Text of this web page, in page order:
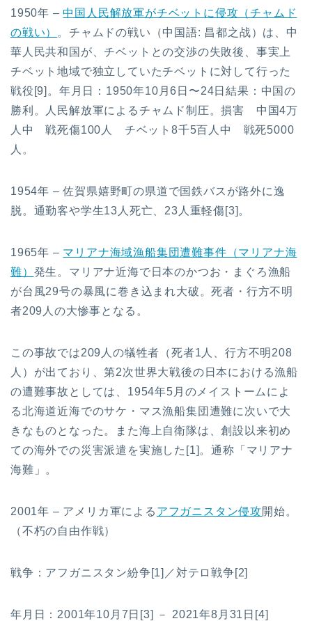
1950年 –中国人民解放軍がチベットに侵攻（チャムド
の戦い）
。チャムドの戦い（中国語: 昌都之战）は、中
華人民共和国が、チベットとの交渉の失敗後、事実上
チベット地域で独立していたチベットに対して行った
戦役[9]。年月日：1950年10月6日〜24日結果：中国の
勝利。人民解放軍によるチャムド制圧。損害 中国4万
人中 戦死傷100人 チベット8千5百人中 戦死5000
人。
1954年 – 佐賀県嬉野町の県道で国鉄バスが路外に逸
脱。通勤客や学生13人死亡、23人重軽傷[3]。
1965年 – マリアナ海域漁船集団遭難事件（マリアナ海
難） 発生。マリアナ近海で日本のかつお・まぐろ漁船
が台風29号の暴風に巻き込まれ大破。死者・行方不明
者209人の大惨事となる。
この事故では209人の犠牲者（死者1人、行方不明208
人）が出ており、第2次世界大戦後の日本における漁船
の遭難事故としては、1954年5月のメイストームによ
る北海道近海でのサケ・マス漁船集団遭難に次いで大
きなものとなった。また海上自衛隊は、創設以来初め
ての海外での災害派遣を実施した[1]。通称「マリアナ
海難」。
2001年 – アメリカ軍による アフガニスタン侵攻開始。
（不朽の自由作戦）
戦争：アフガニスタン紛争[1]／対テロ戦争[2]
年月日：2001年10月7日[3] － 2021年8月31日[4]